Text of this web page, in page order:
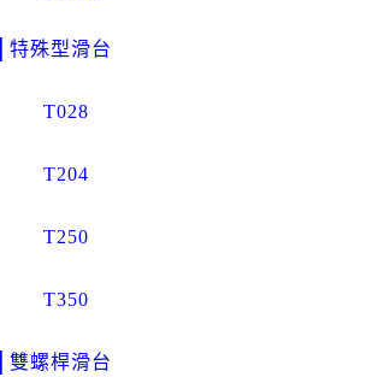
▌特殊型滑台
T028
T204
T250
T350
▌雙螺桿滑台